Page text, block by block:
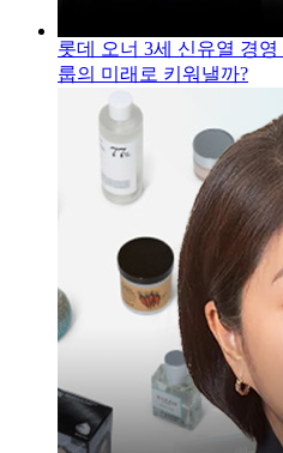
롯데 오너 3세 신유열 경
룹의 미래로 키워낼까?